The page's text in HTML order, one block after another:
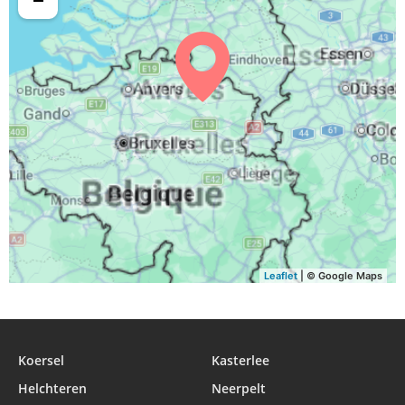
31, Lu 05:33 06:51 13:40 17:24 20:28 21:45
Leaflet | © Google Maps
Koersel
Kasterlee
Helchteren
Neerpelt